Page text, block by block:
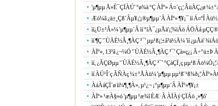
'µ¶µµ Å»È¯ÇÏÀÚ' °ø¾à °Ç ÀÏº» Á¤´ç¡¦ ÂüÀÇ¿ø
Æó¼â ¿ä±¸Çß´Âµ¥¡¦¡®µ¶µµ´Â ÀÏº» ¶¥¡¯ ìí Á¤ºÎ
ìí¿Ü±³Ã»¼­ 'µ¶µµ´Â ìí °íÀ¯¿µÅä'¡¦¾ïÁö ÁÖÀå
ìí ¶Ç '´ÙÄÉ½Ã¸¶ÀÇ ³¯' µµ¹ß¡¦±â³ä½Ä¼­ 'ìí ¿µÅä'
ÀÏº», 13³â ¿¬¼Ó '´ÙÄÉ½Ã¸¶ÀÇ ³¯' Çà»ç¿¡ Â÷°ü±Þ
ìí, ¿ÃÇØµµ '´ÙÄÉ½Ã¸¶ÀÇ ³¯' °­ÇàÇÏ¸ç µµ¹ß
ìí ÀÚ¹Î´ç ÃÑÀç ¼±°ÅÀü¼­ 'µ¶µµ µµ¹ß'
ÀáÀáÇÏ´ø ìí¼¶¸¶À», µ¹¿¬ ¡°µ¶µµ´Â ÀÏº»¶¥¡±
ÀÏº» ¹æÀ§»ó 'µ¶µµ ¹æ¾î ÈÆ·Ã ÀÏÀý ÇÏÁö ¸»¶ó'